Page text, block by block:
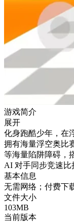
游戏简介
展开
化身跑酷少年，在
拥有海量浮空奥比
等海量陷阱障碍，
AI 对手同步竞速比
基本信息
无需网络；付费下
文件大小
103MB
当前版本